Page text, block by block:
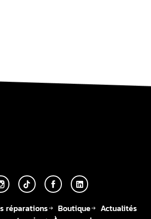
réparations Boutique
Actualités